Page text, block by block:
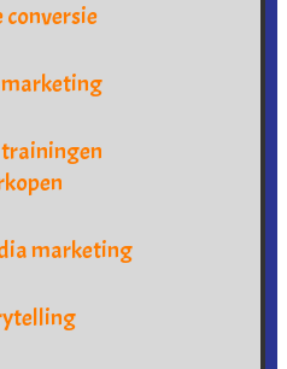
conversie
marketing